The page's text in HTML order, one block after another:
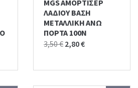
MGS ΑΜΟΡΤΙΣΕΡ
ΛΑΔΙΟΥ ΒΑΣΗ
ΜΕΤΑΛΛΙΚΗ ΑΝΩ
ΠΟΡΤΑ 100Ν
3,50€ Original
was:
2,80€Current
is: